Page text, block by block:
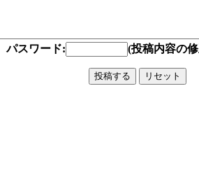
パスワード: (投稿内容の